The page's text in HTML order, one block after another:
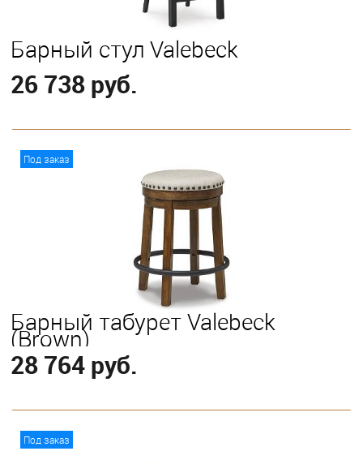
Барный стул Valebeck
26 738 руб.
Под заказ
Барный табурет Valebeck
(Brown)
28 764 руб.
Под заказ